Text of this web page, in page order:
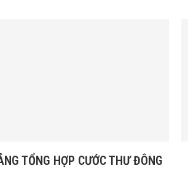
TỔNG HỢP CƯỚC THƯ ĐÔNG